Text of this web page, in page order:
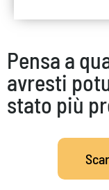
Pensa a
avresti
stato più